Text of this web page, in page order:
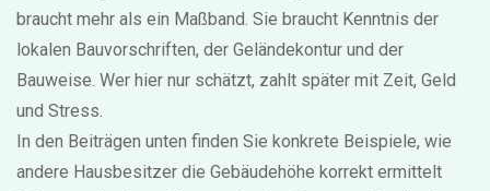
braucht mehr als ein Maßband. Sie braucht Kenntnis der
lokalen Bauvorschriften, der Geländekontur und der
Bauweise. Wer hier nur schätzt, zahlt später mit Zeit, Geld
und Stress.
In den Beiträgen unten finden Sie konkrete Beispiele, wie
andere Hausbesitzer die Gebäudehöhe korrekt ermittelt